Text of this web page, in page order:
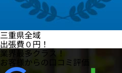
三重県全域
出張費０円 ！
業界最多クラス！
お客様からの口コミ評価